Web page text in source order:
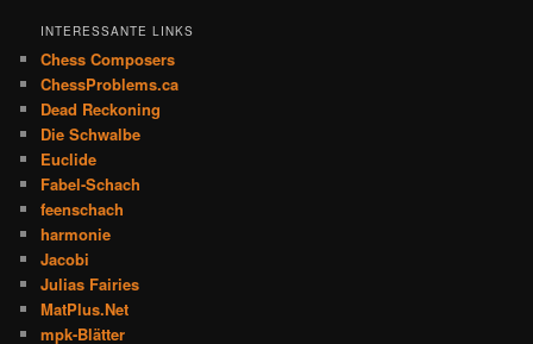
INTERESSANTE LINKS
Chess Composers
ChessProblems.ca
Dead Reckoning
Die Schwalbe
Euclide
Fabel-Schach
feenschach
harmonie
Jacobi
Julias Fairies
MatPlus.Net
mpk-Blätter